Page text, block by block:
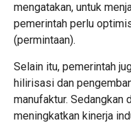
mengatakan, untuk
pemerintah perlu
(permintaan).
Selain itu, pemerintah
hilirisasi dan
manufaktur. Sedangkan
meningkatkan kinerja